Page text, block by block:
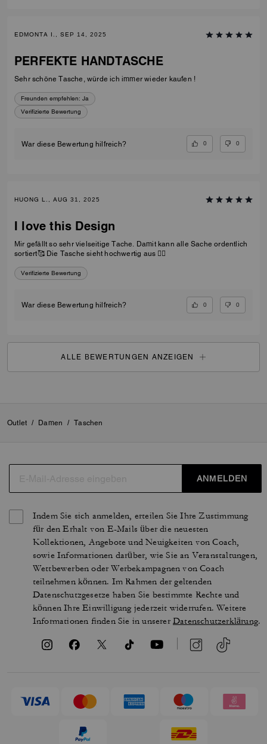
EDMONTA I., SEP 14, 2025
PERFEKTE HANDTASCHE
Sehr schöne Tasche, würde ich immer wieder kaufen !
Freunden empfehlen: Ja
Verifizierte Bewertung
War diese Bewertung hilfreich? 0 0
HUONG L., AUG 31, 2025
I love this Design
Mir gefällt so sehr vielseitige Tache. Damit kann alle Sache ordentlich
sortiert🥰 Die Tasche sieht hochwertig aus 👍🏻
Verifizierte Bewertung
War diese Bewertung hilfreich? 0 0
ALLE BEWERTUNGEN ANZEIGEN
Outlet / Damen / Taschen
ANMELDEN
Indem Sie sich anmelden, erteilen Sie Ihre Zustimmung
für den Erhalt von E-Mails über die neuesten
Kollektionen, Angebote und Neuigkeiten von Coach,
sowie Informationen darüber, wie Sie an Veranstaltungen,
Wettbewerben oder Werbekampagnen von Coach
teilnehmen können. Im Rahmen der geltenden
Datenschutzgesetze haben Sie bestimmte Rechte und
können Ihre Einwilligung jederzeit widerrufen. Weitere
Informationen finden Sie in unsererDatenschutzerklärung.